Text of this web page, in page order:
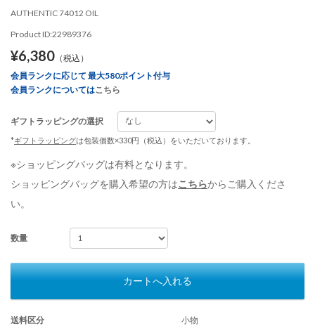
AUTHENTIC 74012 OIL
Product ID:22989376
¥6,380 （税込）
会員ランクに応じて 最大580ポイント付与
会員ランクについてはこちら
ギフトラッピングの選択
*ギフトラッピングは包装個数×330円（税込）をいただいております。
※ショッピングバッグは有料となります。
ショッピングバッグを購入希望の方はこちらからご購入くださ
い。
数量
カートへ入れる
送料区分
小物